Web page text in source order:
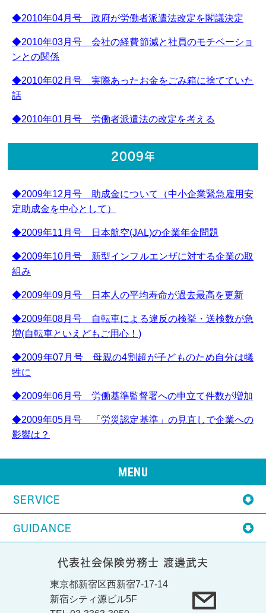
◆2010年04月号 政府が労働者派遣法改定を閣議決定
◆2010年03月号 会社の経費節減と社員のモチベーショ
ンとの関係
◆2010年02月号 実際あったお金をごみ箱に捨てていた
話
◆2010年01月号 労働者派遣法の改定を考える
2009年
◆2009年12月号 助成金について（中小企業緊急雇用安
定助成金を中心として）
◆2009年11月号 日本航空(JAL)の企業年金問題
◆2009年10月号 新型インフルエンザに対する企業の取
組み
◆2009年09月号 日本人の平均寿命が過去最高を更新
◆2009年08月号 自転車による違反の検挙・送検数が急
増(自転車といえどもご用心！)
◆2009年07月号 母親の4割超が子どものため自分は犠
牲に
◆2009年06月号 労働基準監督署への申立て件数が増加
◆2009年05月号 「労災認定基準」の見直しで企業への
影響は？
MENU
SERVICE
GUIDANCE
代表社会保険労務士 渡邊武夫
東京都新宿区西新宿7-17-14
新宿シティ源ビル5F